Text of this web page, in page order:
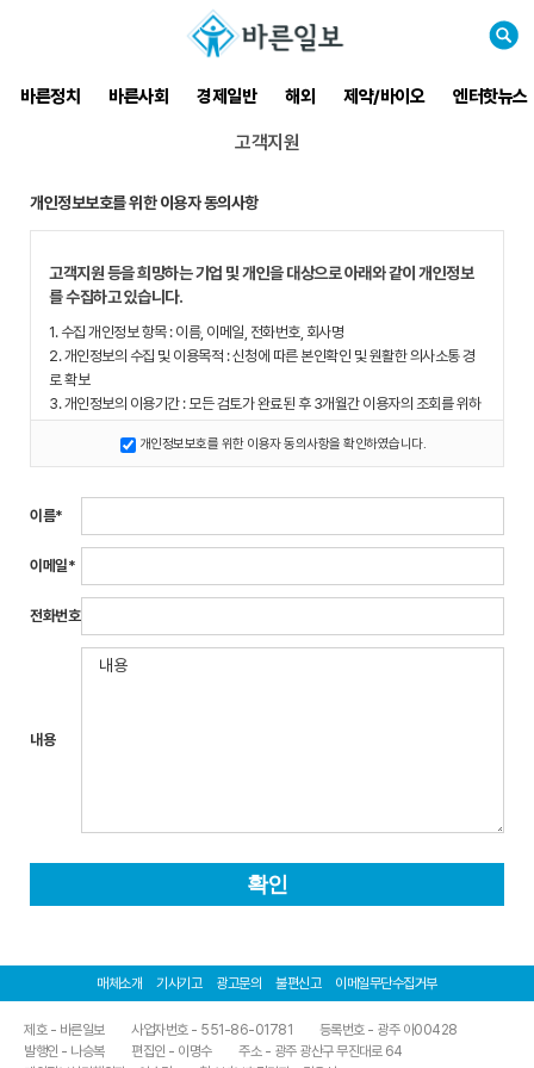
검
바른정치 바른사회 경제일반 해외 제약/바이오 엔터핫뉴스
고객지원
개인정보보호를 위한 이용자 동의사항
고객지원 등을 희망하는 기업 및 개인을 대상으로 아래와 같이 개인정보
를 수집하고 있습니다.
1. 수집 개인정보 항목 : 이름, 이메일, 전화번호, 회사명
2. 개인정보의 수집 및 이용목적 : 신청에 따른 본인확인 및 원활한 의사소통 경
로 확보
3. 개인정보의 이용기간 : 모든 검토가 완료된 후 3개월간 이용자의 조회를 위하
4. 개인정보 수집 동의 거부권 : 개인정보 수집 동의에 거부할 수 있으며 동의하
5. 그 밖의 사항은 개인정보처리방침을 준수합니다.
개인정보보호를 위한 이용자 동의사항을 확인하였습니다.
이름*
이메일*
전화번호
내용
확인
매체소개 기사기고 광고문의 불편신고 이메일무단수집거부
제호 - 바른일보 사업자번호 - 551-86-01781
등록번호 - 광주 아00428
발행인 - 나승복
편집인 - 이명수
주소 - 광주 광산구 무진대로 64